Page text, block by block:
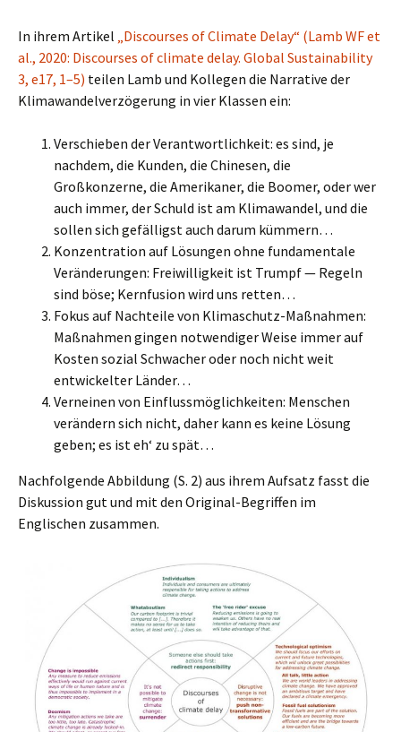
In ihrem Artikel „Discourses of Climate Delay“ (Lamb WF et
al., 2020: Discourses of climate delay. Global Sustainability
3, e17, 1–5) teilen Lamb und Kollegen die Narrative der
Klimawandelverzögerung in vier Klassen ein:
Verschieben der Verantwortlichkeit: es sind, je
nachdem, die Kunden, die Chinesen, die
Großkonzerne, die Amerikaner, die Boomer, oder wer
auch immer, der Schuld ist am Klimawandel, und die
sollen sich gefälligst auch darum kümmern…
Konzentration auf Lösungen ohne fundamentale
Veränderungen: Freiwilligkeit ist Trumpf — Regeln
sind böse; Kernfusion wird uns retten…
Fokus auf Nachteile von Klimaschutz-Maßnahmen:
Maßnahmen gingen notwendiger Weise immer auf
Kosten sozial Schwacher oder noch nicht weit
entwickelter Länder…
Verneinen von Einflussmöglichkeiten: Menschen
verändern sich nicht, daher kann es keine Lösung
geben; es ist eh‘ zu spät…
Nachfolgende Abbildung (S. 2) aus ihrem Aufsatz fasst die
Diskussion gut und mit den Original-Begriffen im
Englischen zusammen.